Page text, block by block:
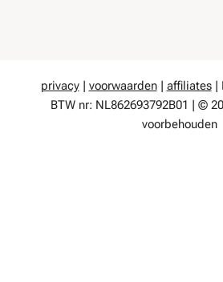
privacy| voorwaarden| affiliates|
BTW nr: NL862693792B01 | ©
voorbehouden